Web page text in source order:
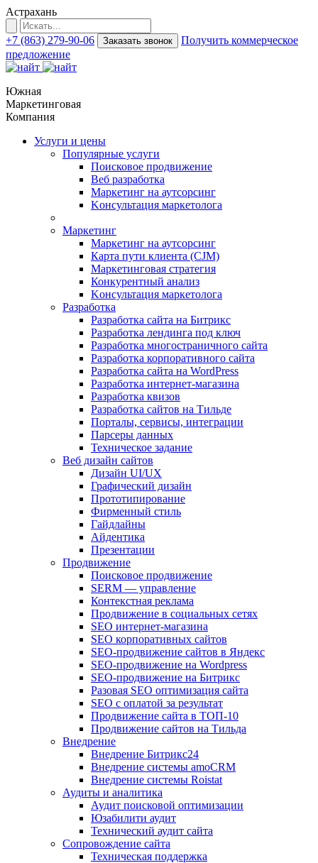
Астрахань
+7 (863) 279-90-06 Заказать звонок
Получить коммерческое
предложение
Южная
Маркетинговая
Компания
Услуги и цены
Популярные услуги
Поисковое продвижение
Веб разработка
Маркетинг на аутсорсинг
Kонсультация маркетолога
Маркетинг
Маркетинг на аутсорсинг
Карта пути клиента (CJM)
Маркетинговая стратегия
Конкурентный анализ
Kонсультация маркетолога
Разработка
Разработка сайта на Битрикс
Разработка лендинга под ключ
Разработка многостраничного сайта
Разработка корпоративного сайта
Разработка сайта на WordPress
Разработка интернет-магазина
Разработка квизов
Разработка сайтов на Тильде
Порталы, сервисы, интеграции
Парсеры данных
Техническое задание
Веб дизайн сайтов
Дизайн UI/UX
Графический дизайн
Прототипирование
Фирменный стиль
Гайдлайны
Айдентика
Презентации
Продвижение
Поисковое продвижение
SERM — управление
Контекстная реклама
Продвижение в социальных сетях
SEO интернет-магазина
SEO корпоративных сайтов
SEO-продвижение сайтов в Яндекс
SEO-продвижение на Wordpress
SEO-продвижение на Битрикс
Разовая SEO оптимизация сайта
SEO с оплатой за результат
Продвижение сайта в ТОП-10
Продвижение сайтов на Тильда
Внедрение
Внедрение Битрикс24
Внедрение системы amoCRM
Внедрение системы Roistat
Аудиты и аналитика
Аудит поисковой оптимизации
Юзабилити аудит
Технический аудит сайта
Сопровождение сайта
Техническая поддержка